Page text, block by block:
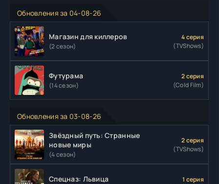
Обновления за 04-08-26
Магазин для киллеров
(2 сезон)
4 серия
(TVShows)
Футурама
(14 сезон)
2 серия
(Cold Film)
Обновления за 03-08-26
Звёздный путь: Странные
новые миры
(4 сезон)
2 серия
(TVShows)
Спецназ: Львица
1 серия